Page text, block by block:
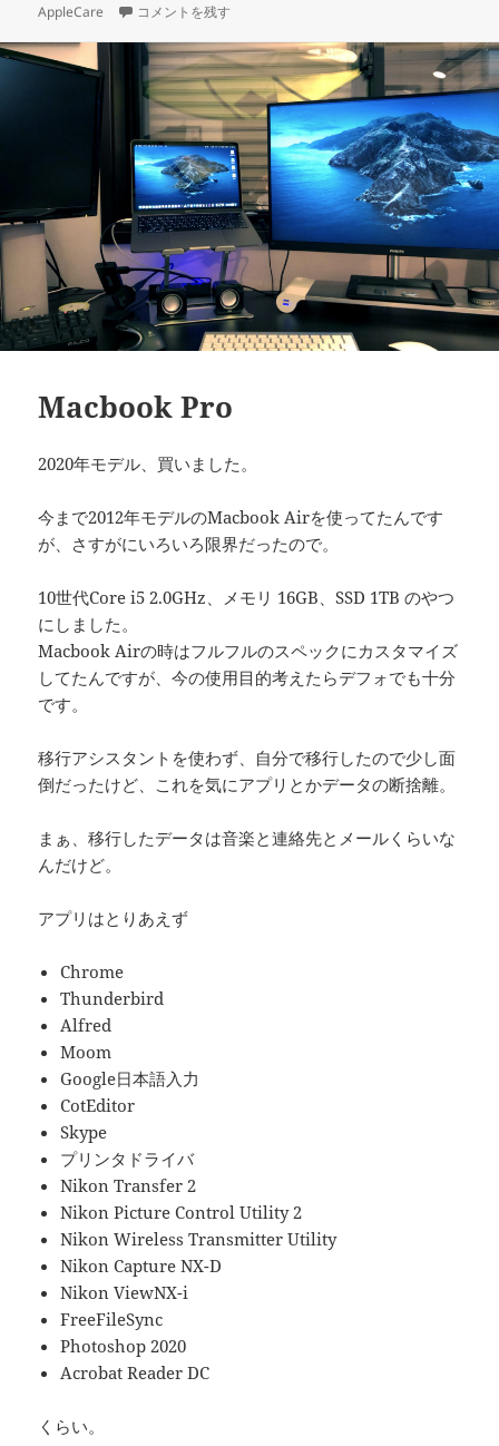
稿
テ
リ
ー
AppleCare
iPhoneXを新しいのに交換してもらった に
コメントを残す
Macbook Pro
2020年モデル、買いました。
今まで2012年モデルのMacbook Airを使ってたんです
が、さすがにいろいろ限界だったので。
10世代Core i5 2.0GHz、メモリ 16GB、SSD 1TB のやつ
にしました。
Macbook Airの時はフルフルのスペックにカスタマイズ
してたんですが、今の使用目的考えたらデフォでも十分
です。
移行アシスタントを使わず、自分で移行したので少し面
倒だったけど、これを気にアプリとかデータの断捨離。
まぁ、移行したデータは音楽と連絡先とメールくらいな
んだけど。
アプリはとりあえず
Chrome
Thunderbird
Alfred
Moom
Google日本語入力
CotEditor
Skype
プリンタドライバ
Nikon Transfer 2
Nikon Picture Control Utility 2
Nikon Wireless Transmitter Utility
Nikon Capture NX-D
Nikon ViewNX-i
FreeFileSync
Photoshop 2020
Acrobat Reader DC
くらい。